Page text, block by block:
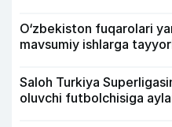
O‘zbekiston fuqarolari
mavsumiy ishlarga
Saloh Turkiya
oluvchi futbolchisiga